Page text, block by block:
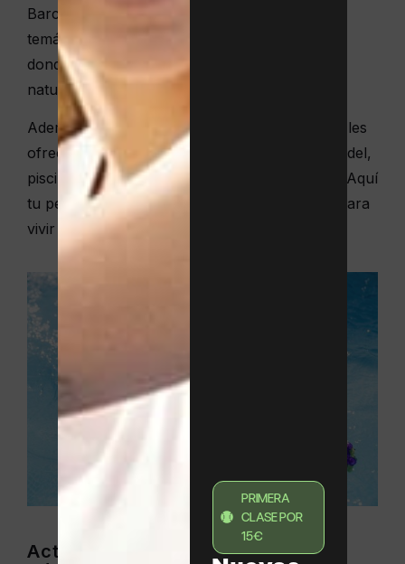
Barcelona. Esta ciudad cuenta con parques
temáticos, bosques encantados y granjas en
donde los pequeños pueden disfrutar de la
naturaleza y jugar libremente.
Además, el campus para niños en Barcelona
les
ofrece una experiencia completa con tenis, pádel,
piscina, excursiones y actividades al aire libre. Aquí
tu pequeño se desconectará de las pantallas para
vivir un verano totalmente activo.
Actividades deportivas para
PRIMERA
CLASE POR
15€